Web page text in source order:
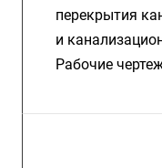
перекрытия
и
Рабочие